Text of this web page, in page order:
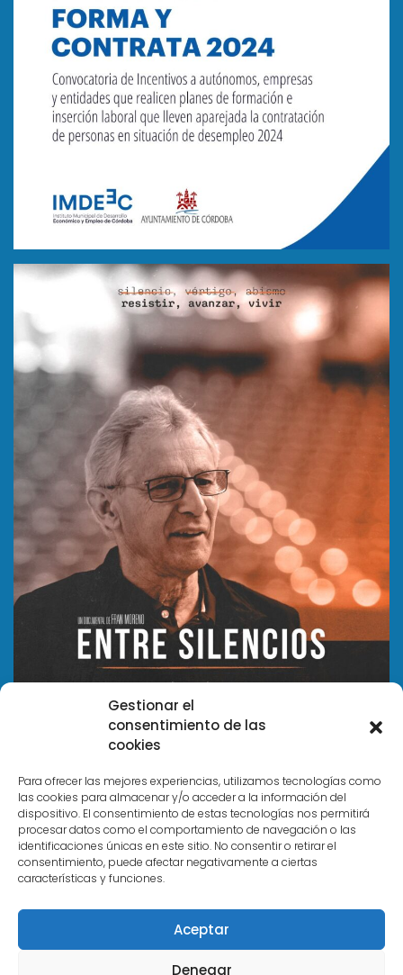
Gestionar el
consentimiento de las
cookies
Para ofrecer las mejores experiencias, utilizamos tecnologías como
las cookies para almacenar y/o acceder a la información del
dispositivo. El consentimiento de estas tecnologías nos permitirá
procesar datos como el comportamiento de navegación o las
identificaciones únicas en este sitio. No consentir o retirar el
consentimiento, puede afectar negativamente a ciertas
características y funciones.
Aceptar
Denegar
Acerca de
Aviso Legal y Política de Privacidad